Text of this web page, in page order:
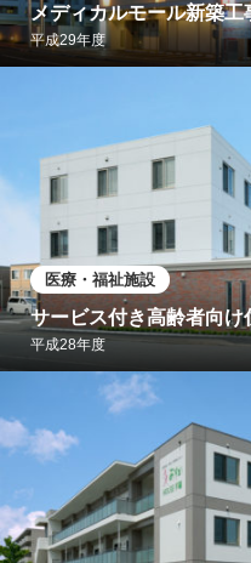
メディカルモール新築工
平成29年度
医療・福祉施設
サービス付き高齢者向
平成28年度